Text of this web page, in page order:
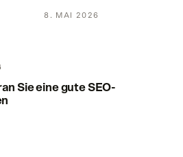
8. MAI 2026
Sie eine gute SEO-